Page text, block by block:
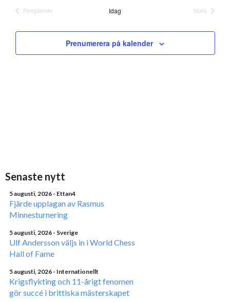
Föregående
Idag
Nästa
Prenumerera på kalender
Senaste nytt
5 augusti, 2026 - Ettan4
Fjärde upplagan av Rasmus
Minnesturnering
5 augusti, 2026 - Sverige
Ulf Andersson väljs in i World Chess
Hall of Fame
5 augusti, 2026 - Internationellt
Krigsflykting och 11-årigt fenomen
gör succé i brittiska mästerskapet